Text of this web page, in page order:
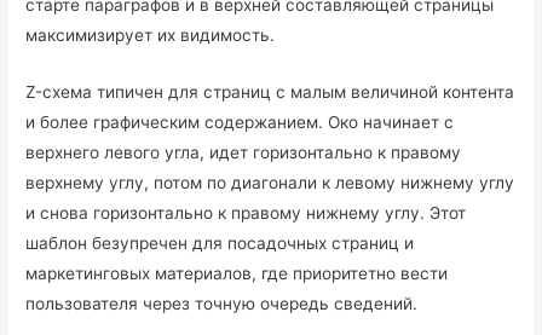
старте параграфов и в верхней составляющей страницы
максимизирует их видимость.
Z-схема типичен для страниц с малым величиной контента
и более графическим содержанием. Око начинает с
верхнего левого угла, идет горизонтально к правому
верхнему углу, потом по диагонали к левому нижнему углу
и снова горизонтально к правому нижнему углу. Этот
шаблон безупречен для посадочных страниц и
маркетинговых материалов, где приоритетно вести
пользователя через точную очередь сведений.